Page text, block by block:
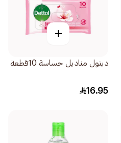
+
ديتول مناديل حساسة 10قطعة
16.95